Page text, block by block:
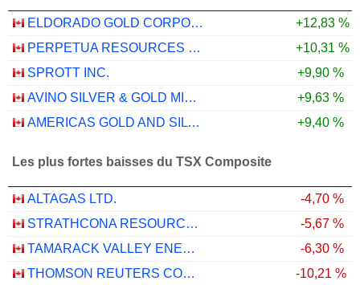
ELDORADO GOLD CORPORATION
+12,83 %
PERPETUA RESOURCES CORP.
+10,31 %
SPROTT INC.
+9,90 %
AVINO SILVER & GOLD MINES LTD.
+9,63 %
AMERICAS GOLD AND SILVER CORPORATION
+9,40 %
Les plus fortes baisses du TSX Composite
ALTAGAS LTD.
-4,70 %
STRATHCONA RESOURCES LTD.
-5,67 %
TAMARACK VALLEY ENERGY LTD.
-6,30 %
THOMSON REUTERS CORPORATION
-10,21 %